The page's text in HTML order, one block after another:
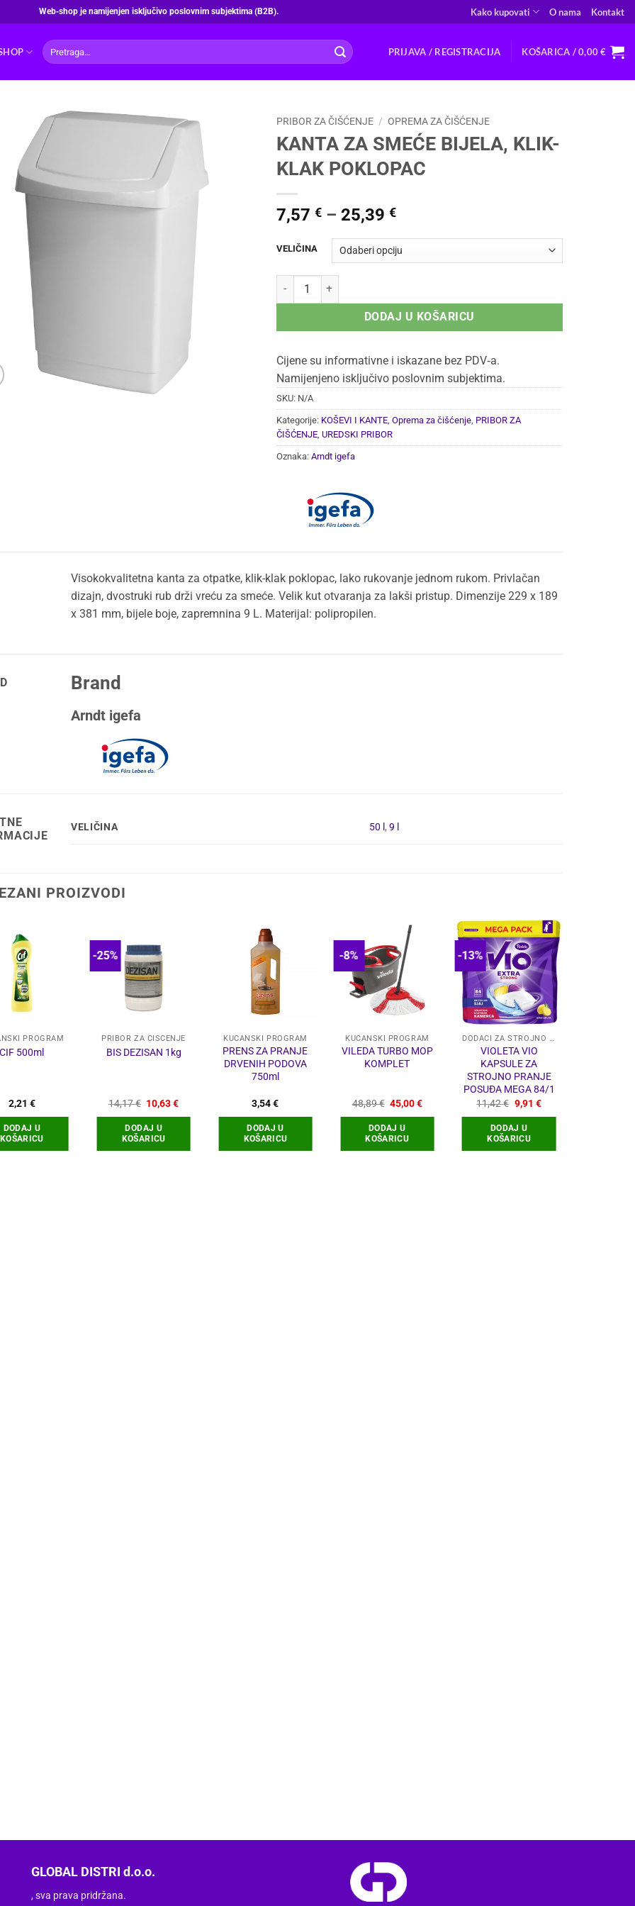
Web‑shop je namijenjen isključivo poslovnim subjektima (B2B). Kako kupovati O nama Kontakt
Pretraži:
PRIJAVA / REGISTRACIJA KOŠARICA /0,00€
PRIBOR ZA ČIŠĆENJE / OPREMA ZA ČIŠĆENJE
KANTA ZA SMEĆE BIJELA, KLIK-
KLAK POKLOPAC
7,57 € – 25,39 €Raspon
od
7,57 €
25,39 €
VELIČINA
KANTA ZA SMEĆE BIJELA, KLIK-KLAK POKLOPAC količina
DODAJ U KOŠARICU
Cijene su informativne i iskazane bez PDV‑a.
Namijenjeno isključivo poslovnim subjektima.
SKU: N/A
Kategorije: KOŠEVI I KANTE, Oprema za čišćenje, PRIBOR ZA
ČIŠĆENJE, UREDSKI PRIBOR
Oznaka: Arndt igefa
Visokokvalitetna kanta za otpatke, klik-klak poklopac, lako rukovanje jednom rukom. Privlačan
dizajn, dvostruki rub drži vreću za smeće. Velik kut otvaranja za lakši pristup. Dimenzije 229 x 189
x 381 mm, bijele boje, zapremnina 9 L. Materijal: polipropilen.
Brand
Arndt igefa
VELIČINA 50 l,9 l
PROIZVODI
PROGRAM
CIF 500ml
2,21 €
DODAJ U
KOŠARICU
-25%
PRIBOR ZA ČIŠĆENJE
BIS DEZISAN 1kg
14,17€ Izvorna
bila
je:
14,17 €.
10,63€Trenutna
DODAJ U
KOŠARICU
KUĆANSKI PROGRAM
PRENS ZA PRANJE
DRVENIH PODOVA
750ml
3,54€
DODAJ U
KOŠARICU
-8%
KUĆANSKI PROGRAM
VILEDA TURBO MOP
KOMPLET
48,89€ Izvorna
bila
je:
48,89 €.
45,00€Trenutna
DODAJ U
KOŠARICU
-13%
DODACI ZA STROJNO PRANJE
VIOLETA VIO
KAPSULE ZA
STROJNO PRANJE
POSUĐA MEGA 84/1
11,42€ Izvorna
bila
je:
11,42 €.
9,91 €Trenutna
DODAJ U
KOŠARICU
GLOBAL DISTRI d.o.o.
, sva prava pridržana.